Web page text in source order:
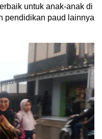
untuk anak-anak di
pendidikan paud lainnya